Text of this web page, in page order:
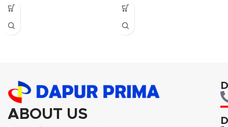
Selain itu minuman tidak mudah
tumpah dan terbuat dari material
aman dan bebas racun.
Selain itu minuman tidak mudah
tumpah dan terbuat dari material
aman dan bebas racun.
ABOUT US